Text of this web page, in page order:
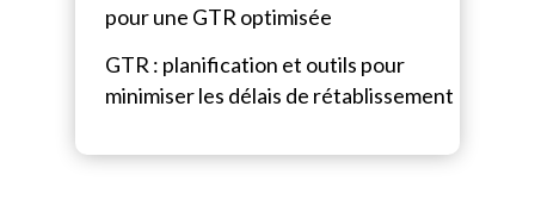
pour une GTR optimisée
GTR : planification et outils pour
minimiser les délais de rétablissement